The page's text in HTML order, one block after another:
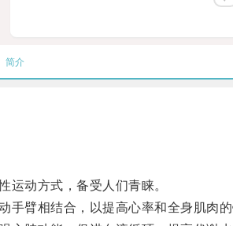
简介
动方式，备受人们青睐。
臂相结合，以提高心率和全身肌肉的